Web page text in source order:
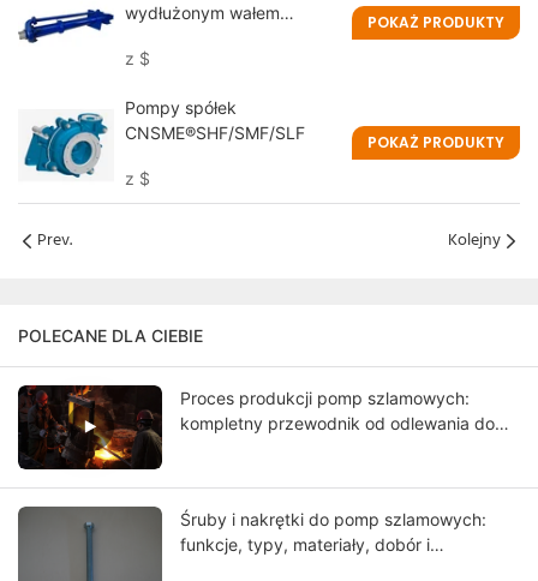
wydłużonym wałem
z $
POKAŻ PRODUKTY
Pompy spółek
CNSME®SHF/SMF/SLF
z $
POKAŻ PRODUKTY
Prev. Kolejny
POLECANE DLA CIEBIE
Proces produkcji pomp szlamowych:
kompletny przewodnik od odlewania do
Śruby i nakrętki do pomp szlamowych:
funkcje, typy, materiały, dobór i